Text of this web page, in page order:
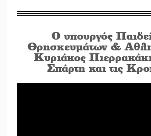
Ο υπουργός
Θρησκευμάτων &
Κυριάκος
Σπάρτη και τις